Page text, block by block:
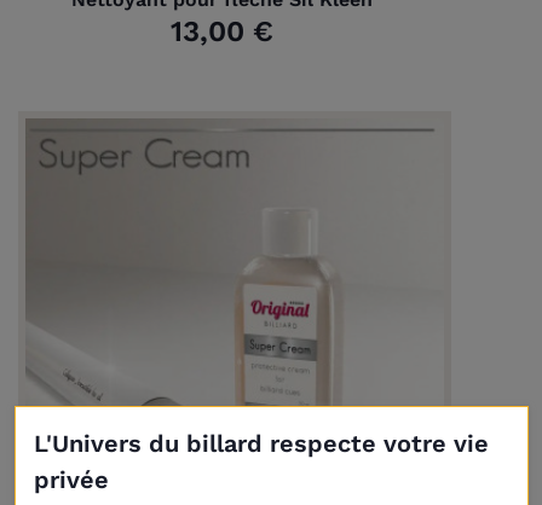
13,00 €
L'Univers du billard respecte votre vie
privée